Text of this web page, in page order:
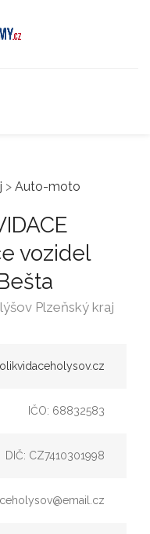
> Auto-moto
vozidel
Plzeňský kraj
IČO: 68832583
DIČ: CZ7410301998